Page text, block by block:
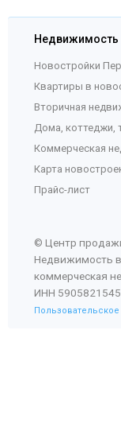
Недвижимость
Новостройки
Квартиры в
Вторичная
Дома, коттеджи,
Коммерческая
Карта
Прайс-лист
© Центр
Недвижимость
коммерческая
ИНН